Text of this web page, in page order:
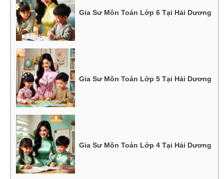
Gia Sư Môn Toán Lớp 6 Tại Hải Dương
Gia Sư Môn Toán Lớp 5 Tại Hải Dương
Gia Sư Môn Toán Lớp 4 Tại Hải Dương